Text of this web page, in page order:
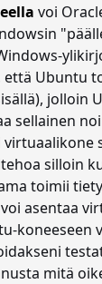
voi
että Ubuntu
jolloin
sellainen
virtuaalikone
silloin
toimii
asentaa
koneeseen
mitä